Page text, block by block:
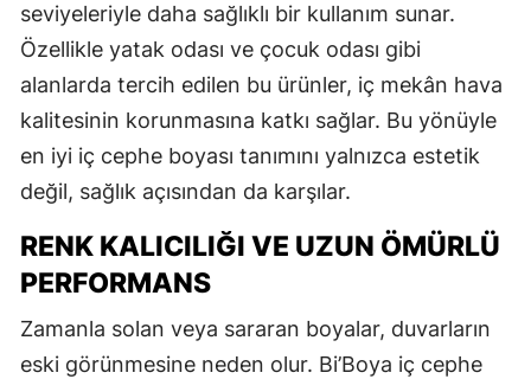
seviyeleriyle daha sağlıklı bir kullanım sunar.
Özellikle yatak odası ve çocuk odası gibi
alanlarda tercih edilen bu ürünler, iç mekân hava
kalitesinin korunmasına katkı sağlar. Bu yönüyle
en iyi iç cephe boyası tanımını yalnızca estetik
değil, sağlık açısından da karşılar.
RENK KALICILIĞI VE UZUN ÖMÜRLÜ
PERFORMANS
Zamanla solan veya sararan boyalar, duvarların
eski görünmesine neden olur. Bi’Boya iç cephe